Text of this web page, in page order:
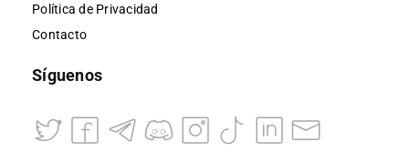
Política de Privacidad
Contacto
Síguenos